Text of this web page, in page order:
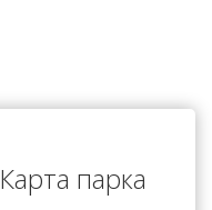
Карта парка